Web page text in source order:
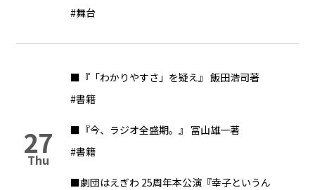
#舞台
27
Thu
■『「わかりやすさ」を疑え』 飯田浩司著
#書籍
■『今、ラジオ全盛期。』 冨山雄一著
#書籍
■劇団はえぎわ 25周年本公演『幸子というん